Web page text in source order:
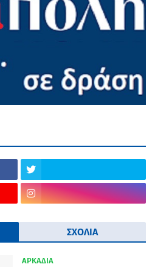
ΣΧΟΛΙΑ
ΑΡΚΑΔΙΑ